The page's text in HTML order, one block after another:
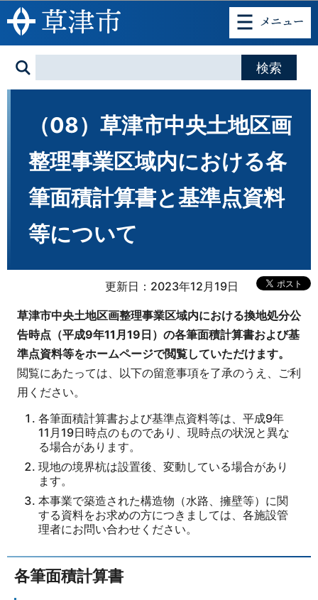
このページの本文へ移動
（08）草津市中央土地区画
整理事業区域内における各
筆面積計算書と基準点資料
等について
更新日：2023年12月19日
草津市中央土地区画整理事業区域内における換地処分公
告時点（平成9年11月19日）の各筆面積計算書および基
準点資料等をホームページで閲覧していただけます。
閲覧にあたっては、以下の留意事項を了承のうえ、ご利
用ください。
各筆面積計算書および基準点資料等は、平成9年
11月19日時点のものであり、現時点の状況と異な
る場合があります。
現地の境界杭は設置後、変動している場合があり
ます。
本事業で築造された構造物（水路、擁壁等）に関
する資料をお求めの方につきましては、各施設管
理者にお問い合わせください。
各筆面積計算書